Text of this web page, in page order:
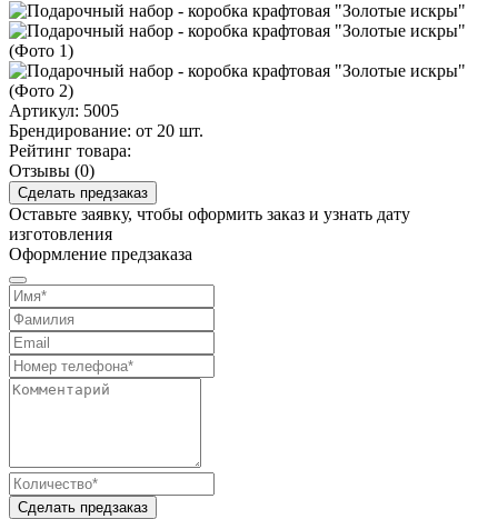
Артикул: 5005
Брендирование: от 20 шт.
Рейтинг товара:
Отзывы (0)
Сделать предзаказ
Оставьте заявку, чтобы оформить заказ и узнать дату
изготовления
Оформление предзаказа
Сделать предзаказ